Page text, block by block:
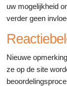
uw mogelijkheid
verder geen
Nieuwe
ze op de site